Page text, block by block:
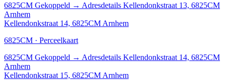
6825CM Gekoppeld → Adresdetails Kellendonkstraat 13, 6825CM
Arnhem
Kellendonkstraat 14, 6825CM Arnhem
6825CM · Perceelkaart
6825CM Gekoppeld → Adresdetails Kellendonkstraat 14, 6825CM
Arnhem
Kellendonkstraat 15, 6825CM Arnhem